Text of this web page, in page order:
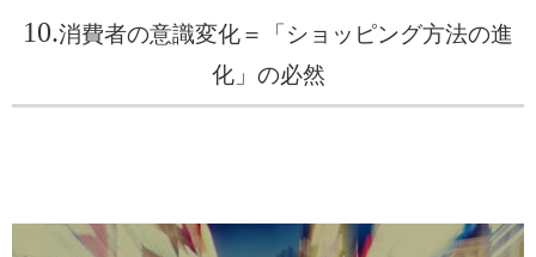
10.消費者の意識変化＝「ショッピング方法の進
化」の必然